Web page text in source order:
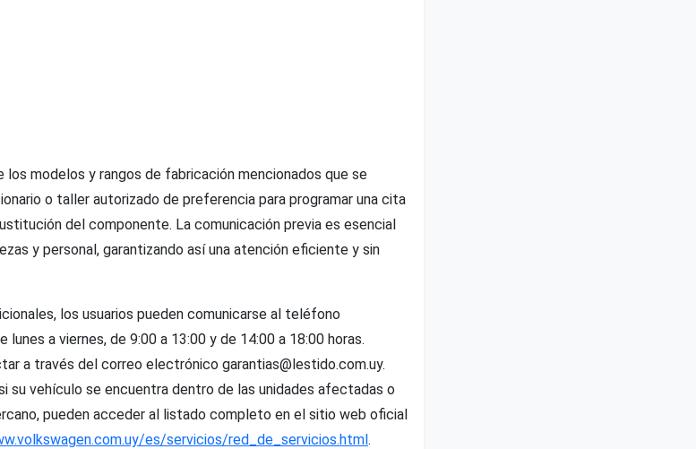
los modelos y rangos de fabricación mencionados que se
o taller autorizado de preferencia para programar una cita
del componente. La comunicación previa es esencial
y personal, garantizando así una atención eficiente y sin
los usuarios pueden comunicarse al teléfono
a viernes, de 9:00 a 13:00 y de 14:00 a 18:00 horas.
a través del correo electrónico garantias@lestido.com.uy.
su vehículo se encuentra dentro de las unidades afectadas o
pueden acceder al listado completo en el sitio web oficial
es/servicios/red_de_servicios.html.